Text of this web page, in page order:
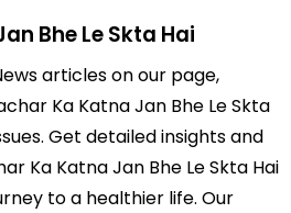
Bhe Le Skta Hai
articles on our page,
Ka Katna Jan Bhe Le Skta
Get detailed insights and
Ka Katna Jan Bhe Le Skta Hai
to a healthier life. Our